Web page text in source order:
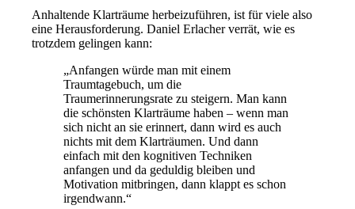
Anhaltende Klarträume herbeizuführen, ist für viele also
eine Herausforderung. Daniel Erlacher verrät, wie es
trotzdem gelingen kann:
„Anfangen würde man mit einem
Traumtagebuch, um die
Traumerinnerungsrate zu steigern. Man kann
die schönsten Klarträume haben – wenn man
sich nicht an sie erinnert, dann wird es auch
nichts mit dem Klarträumen. Und dann
einfach mit den kognitiven Techniken
anfangen und da geduldig bleiben und
Motivation mitbringen, dann klappt es schon
irgendwann.“